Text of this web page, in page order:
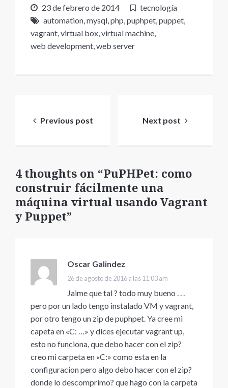
23 de febrero de 2014
tecnología
automation,mysql,php,puphpet,puppet,
vagrant,virtual box,virtual machine,
web development,web server
entradas
Previous post Next post
4 thoughts on “PuPHPet: como
construir fácilmente una
máquina virtual usando Vagrant
y Puppet”
Oscar Galindez
26 de agosto de 2016 a las 11:03 am
Jaime que tal ? todo muy bueno . . .
pero por un lado tengo instalado VM y vagrant,
por otro tengo un zip de puphpet. Ya cree mi
capeta en «C: …» y dices ejecutar vagrant up,
esto no funciona, que debo hacer con el zip?
creo mi carpeta en «C:» como esta en la
configuracion pero algo debo hacer con el zip?
donde lo descomprimo? que hago con la carpeta